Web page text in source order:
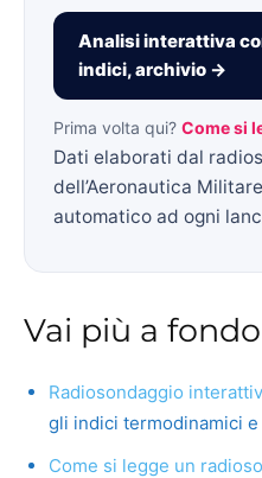
Analisi interattiva
indici, archivio →
Prima volta qui? Come si
Dati elaborati dal
dell’Aeronautica
automatico ad ogni
Vai più a fondo
Radiosondaggio
gli indici termodinamici e
Come si legge un